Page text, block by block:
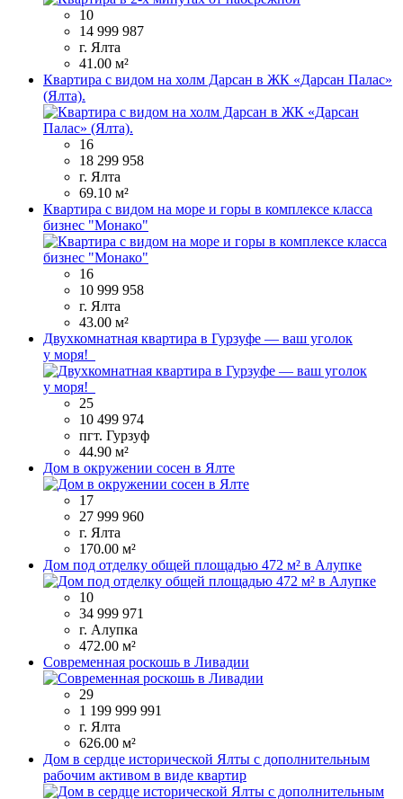
10
14 999 987
г. Ялта
41.00 м²
Квартира с видом на холм Дарсан в ЖК «Дарсан Палас»
(Ялта).
16
18 299 958
г. Ялта
69.10 м²
Квартира с видом на море и горы в комплексе класса
бизнес "Монако"
16
10 999 958
г. Ялта
43.00 м²
Двухкомнатная квартира в Гурзуфе — ваш уголок
у моря!
25
10 499 974
пгт. Гурзуф
44.90 м²
Дом в окружении сосен в Ялте
17
27 999 960
г. Ялта
170.00 м²
Дом под отделку общей площадью 472 м² в Алупке
10
34 999 971
г. Алупка
472.00 м²
Современная роскошь в Ливадии
29
1 199 999 991
г. Ялта
626.00 м²
Дом в сердце исторической Ялты с дополнительным
рабочим активом в виде квартир